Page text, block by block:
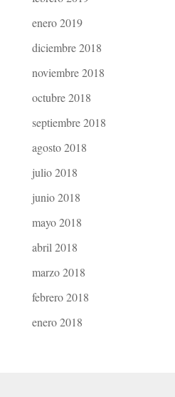
enero 2019
diciembre 2018
noviembre 2018
octubre 2018
septiembre 2018
agosto 2018
julio 2018
junio 2018
mayo 2018
abril 2018
marzo 2018
febrero 2018
enero 2018